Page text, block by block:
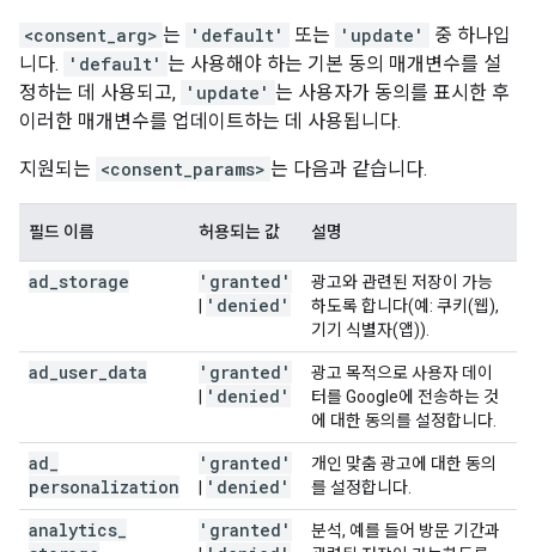
<consent_arg> 는 'default' 또는 'update'
중 하나입
니다.
'default' 는 사용해야 하는 기본 동의 매개변수를 설
정하는 데 사용되고, 'update' 는 사용자가 동의를 표시한 후
이러한 매개변수를 업데이트하는 데 사용됩니다.
지원되는 <consent_params> 는 다음과 같습니다.
필드 이름 허용되는 값 설명
ad storage 'granted'
'denied'
광고와 관련된 저장이 가능
하도록 합니다(예: 쿠키(웹),
기기 식별자(앱)).
ad user data 'granted'
'denied'
광고 목적으로 사용자 데이
터를 Google에 전송하는 것
에 대한 동의를 설정합니다.
ad
personalization
'granted'
'denied'
개인 맞춤 광고에 대한 동의
를 설정합니다.
analytics 'granted'
분석, 예를 들어 방문 기간과